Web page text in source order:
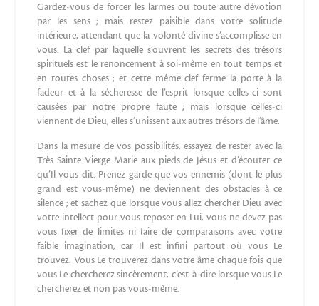
Gardez-vous de forcer les larmes ou toute autre dévotion
par les sens ; mais restez paisible dans votre solitude
intérieure, attendant que la volonté divine s’accomplisse en
vous. La clef par laquelle s’ouvrent les secrets des trésors
spirituels est le renoncement à soi-même en tout temps et
en toutes choses ; et cette même clef ferme la porte à la
fadeur et à la sécheresse de l’esprit lorsque celles-ci sont
causées par notre propre faute ; mais lorsque celles-ci
viennent de Dieu, elles s’unissent aux autres trésors de l’âme.
Dans la mesure de vos possibilités, essayez de rester avec la
Très Sainte Vierge Marie aux pieds de Jésus et d’écouter ce
qu’Il vous dit. Prenez garde que vos ennemis (dont le plus
grand est vous-même) ne deviennent des obstacles à ce
silence ; et sachez que lorsque vous allez chercher Dieu avec
votre intellect pour vous reposer en Lui, vous ne devez pas
vous fixer de limites ni faire de comparaisons avec votre
faible imagination, car Il est infini partout où vous Le
trouvez. Vous Le trouverez dans votre âme chaque fois que
vous Le chercherez sincèrement, c’est-à-dire lorsque vous Le
chercherez et non pas vous-même.